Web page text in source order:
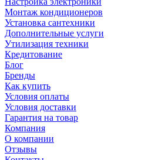
Монтаж кондиционеров
Установка сантехники
Дополнительные услуги
Утилизация техники
Кредитование
Блог
Бренды
Как купить
Условия оплаты
Условия доставки
Гарантия на товар
Компания
О компании
Отзывы